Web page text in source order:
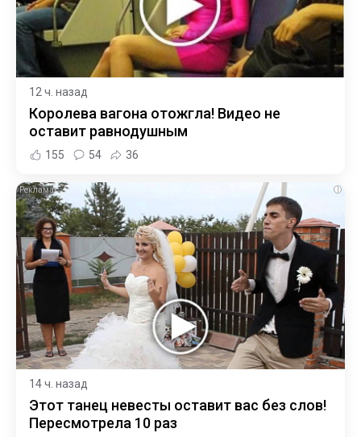
12 ч. назад
Королева вагона отожгла! Видео не
оставит равнодушным
155 54 36
i
14 ч. назад
Этот танец невесты оставит вас без слов!
Пересмотрела 10 раз